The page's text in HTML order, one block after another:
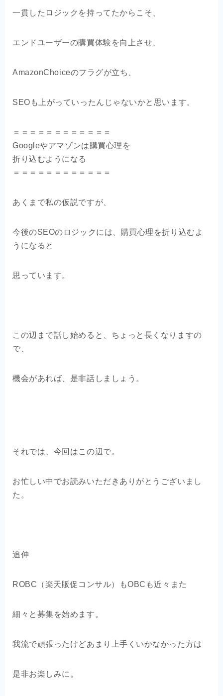
一貫したロジックを持ってたからこそ、
エンドユーザーの購買体験を向上させ、
AmazonChoiceのフラグが立ち、
SEOも上がっていったんじゃないかと思います。
＝＝＝＝＝＝＝＝＝＝＝＝
Googleやアマゾンは購買心理を
折り込むようになる
＝＝＝＝＝＝＝＝＝＝＝＝
あくまで私の仮説ですが、
今後のSEOのロジックには、購買心理を折り込むよ
うになると
思っています。
この辺まで話し始めると、ちょっと長くなりますの
で、
機会があれば、是非話しましょう。
それでは、今回はこの辺で。
お忙しい中でお読みいただきありがとうございまし
た。
追伸
ROBC（楽天販促コンサル）もOBCも近々また
細々と募集を始めます。
我流で頑張ったけどあまり上手くいかなかった方は
是非お楽しみに。